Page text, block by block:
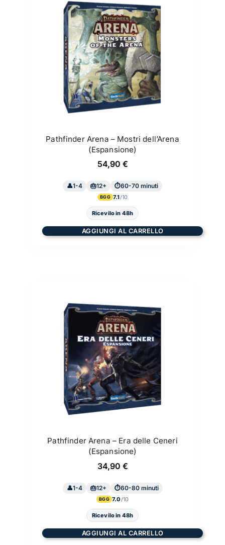
Pathfinder Arena – Mostri dell’Arena
(Espansione)
54,90 €
1-4 12+ 60-70 minuti
BGG 7.1
Ricevilo in 48h
AGGIUNGI AL CARRELLO
Pathfinder Arena – Era delle Ceneri
(Espansione)
34,90 €
1-4 12+ 60-80 minuti
BGG 7.0
Ricevilo in 48h
AGGIUNGI AL CARRELLO